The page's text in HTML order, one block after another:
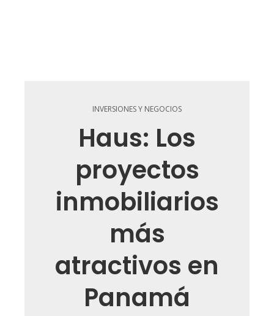
INVERSIONES Y NEGOCIOS
Haus: Los
proyectos
inmobiliarios
más
atractivos en
Panamá